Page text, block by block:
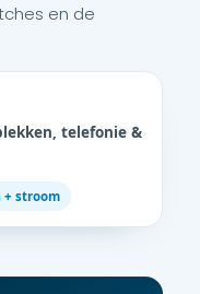
en de
telefonie &
+ stroom